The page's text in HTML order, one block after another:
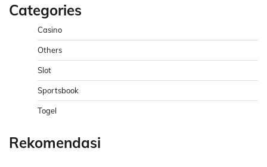
Categories
Casino
Others
Slot
Sportsbook
Togel
Rekomendasi